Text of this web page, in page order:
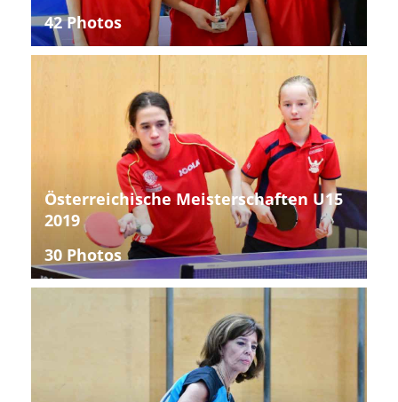
42 Photos
Österreichische Meisterschaften U15
2019
30 Photos